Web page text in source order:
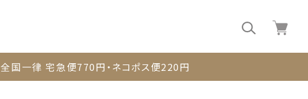
0
全国一律 宅急便770円・ネコポス便220円